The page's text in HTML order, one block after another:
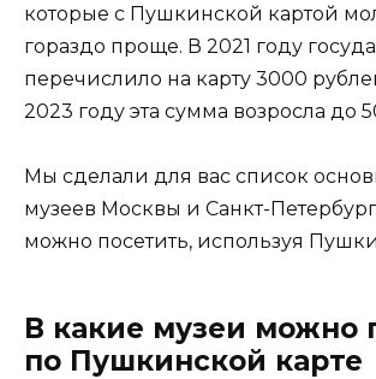
которые с Пушкинской картой
гораздо проще. В 2021 году
перечислило на карту 3000
2023 году эта сумма возросла до
Мы сделали для вас список
музеев Москвы и Санкт-
можно посетить, используя
В какие музеи можно
по Пушкинской карте